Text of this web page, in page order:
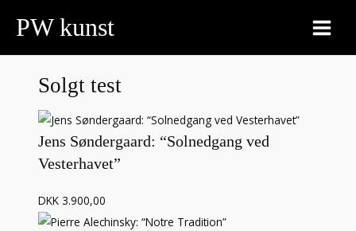
PW kunst
MAIN
Solgt test
Jens Søndergaard: “Solnedgang ved
Vesterhavet”
DKK 3.900,00